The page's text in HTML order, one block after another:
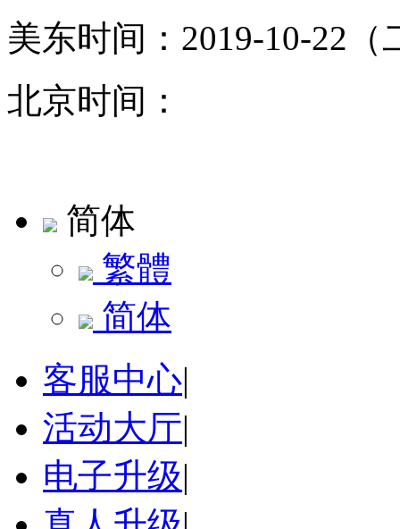
美东时间： 2019-10-22（
北京时间：
简体
繁體
简体
客服中心|
活动大厅|
电子升级|